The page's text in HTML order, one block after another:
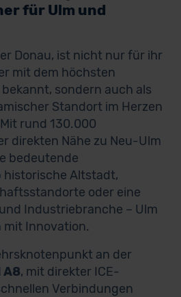
für Ulm und
Donau, ist nicht nur für ihr
mit dem höchsten
sondern auch als
Standort im Herzen
rund 130.000
direkten Nähe zu Neu-Ulm
bedeutende
historische Altstadt,
oder eine
Industriebranche – Ulm
Innovation.
an der
A8, mit direkter ICE-
Verbindungen